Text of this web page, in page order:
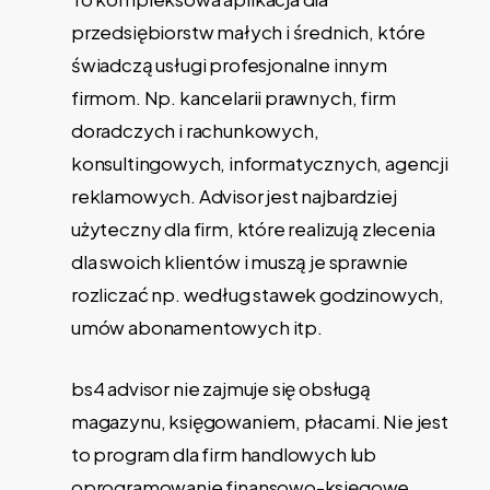
przedsiębiorstw małych i średnich, które
świadczą usługi profesjonalne innym
firmom. Np. kancelarii prawnych, firm
doradczych i rachunkowych,
konsultingowych, informatycznych, agencji
reklamowych. Advisor jest najbardziej
użyteczny dla firm, które realizują zlecenia
dla swoich klientów i muszą je sprawnie
rozliczać np. według stawek godzinowych,
umów abonamentowych itp.
bs4 advisor nie zajmuje się obsługą
magazynu, księgowaniem, płacami. Nie jest
to program dla firm handlowych lub